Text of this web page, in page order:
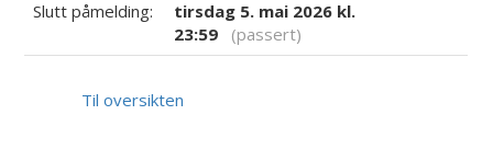
Slutt påmelding:
tirsdag 5. mai 2026 kl.
23:59 (passert)
Til oversikten